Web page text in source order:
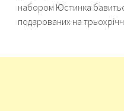
набором Юстинка
подарованих на